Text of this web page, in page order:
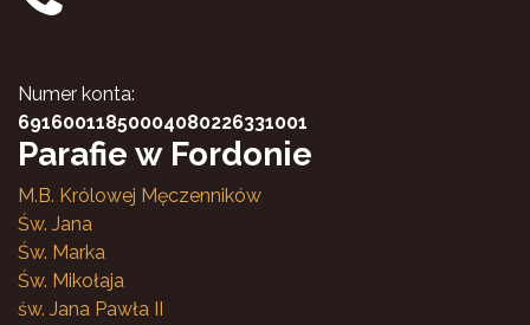
Numer konta:
69160011850004080226331001
Parafie w Fordonie
M.B. Królowej Męczenników
Św. Jana
Św. Marka
Św. Mikołaja
św. Jana Pawła II